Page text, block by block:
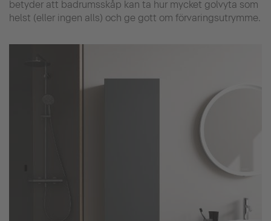
betyder att badrumsskåp kan ta hur mycket golvyta som
helst (eller ingen alls) och ge gott om förvaringsutrymme.